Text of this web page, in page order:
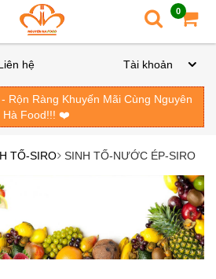
0
hệ Tài khoản
Rộn Ràng Khuyến Mãi Cùng Nguyên
Hà Food!!! ❤️
TỐ-SIRO SINH TỐ-NƯỚC ÉP-SIRO